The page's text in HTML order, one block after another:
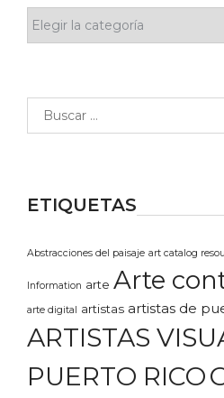
ETIQUETAS
Abstracciones del paisaje art catalog
Information arte Arte
arte digital artistas artistas de
ARTISTAS
PUERTO RICO